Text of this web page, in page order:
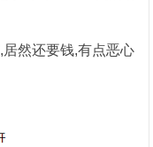
然还要钱,有点恶心